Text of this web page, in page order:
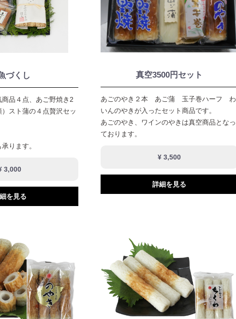
づくし
品４点、あご野焼き2
スト蒲の４点贅沢セッ
ります。
3,000
を見る
真空3500円セット
あごのやき２本 あご蒲 玉子巻ハーフ わ
いんのやきが入ったセット商品です。
あごのやき、ワインのやきは真空商品となっ
ております。
¥ 3,500
詳細を見る